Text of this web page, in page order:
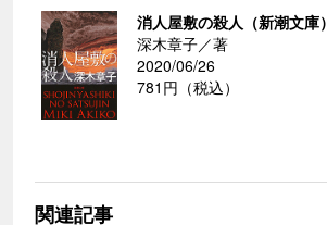
消人屋敷の殺人（新潮文庫）
深木章子／著
2020/06/26
781円（税込）
関連記事